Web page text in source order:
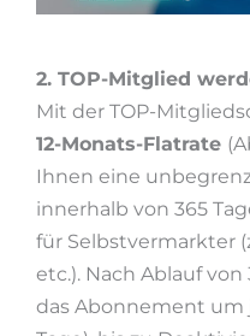
2. TOP-Mitglied
Mit der TOP-
12-Monats-Flatrate
Ihnen eine
innerhalb von 365
für Selbstvermarkter
etc.). Nach Ablauf
das Abonnement um